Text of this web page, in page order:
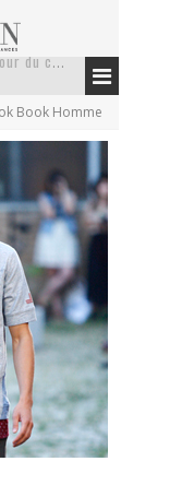
La trousse de toilette : l’accessoire indispensable de voyage
Pourquoi le costume sur mesure à Paris est un incontournable de l’élégance contemporaine ?
Anti chute cheveux homme : quelles solutions pour renforcer sa chevelure ?
Le retour du cachemire version casual
Book Homme
– collection